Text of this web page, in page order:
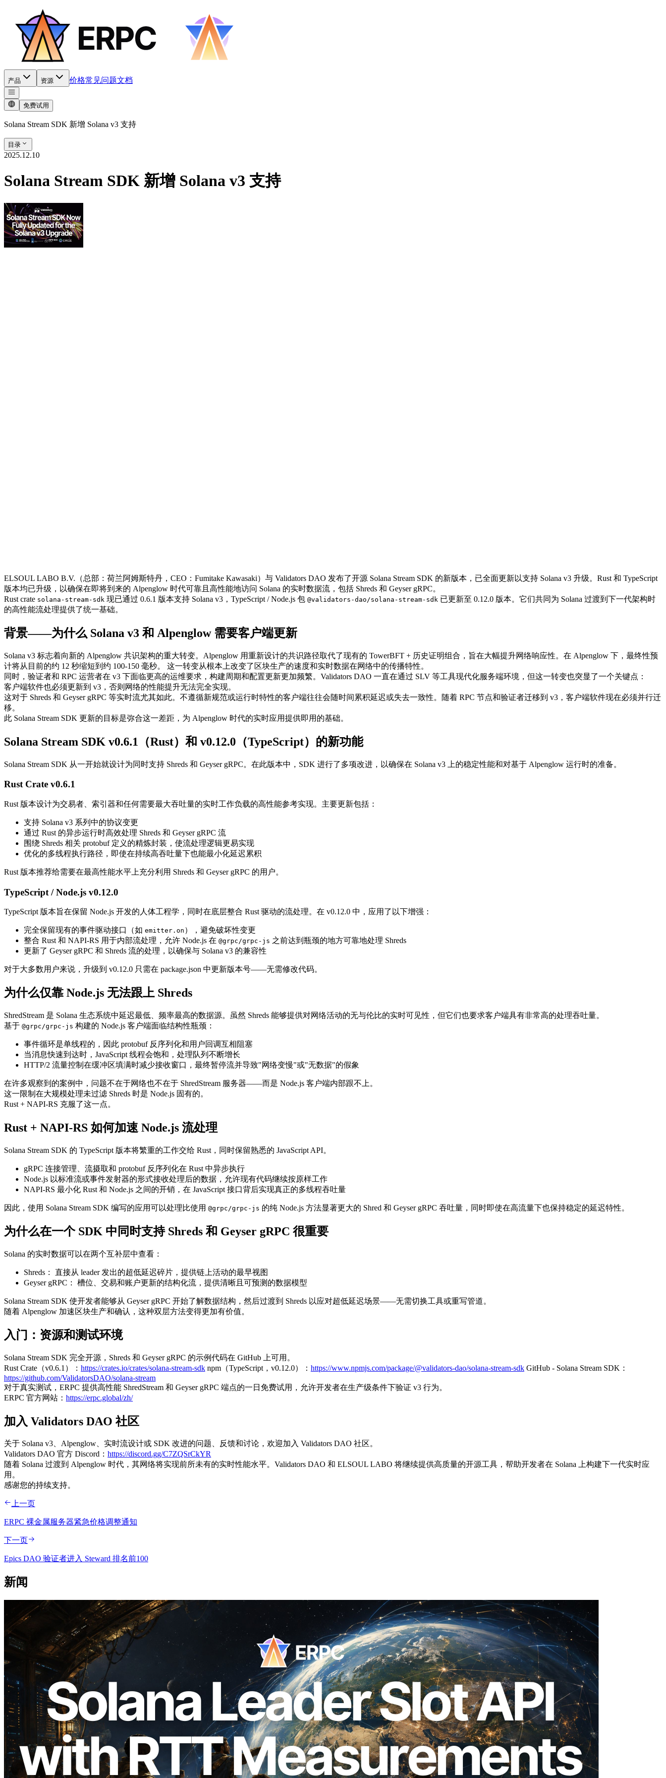
产品 资源 价格常见问题文档
免费试用
Solana Stream SDK 新增 Solana v3 支持
目录
2025.12.10
Solana Stream SDK 新增 Solana v3 支持
ELSOUL LABO B.V.（总部：荷兰阿姆斯特丹，CEO：Fumitake Kawasaki）与 Validators DAO 发布了开源 Solana Stream SDK 的新版本，已全面更新以支持 Solana v3 升级。Rust 和 TypeScript
版本均已升级，以确保在即将到来的 Alpenglow 时代可靠且高性能地访问 Solana 的实时数据流，包括 Shreds 和 Geyser gRPC。
Rust crate solana-stream-sdk 现已通过 0.6.1 版本支持 Solana v3，TypeScript / Node.js 包 @validators-dao/solana-stream-sdk 已更新至 0.12.0 版本。它们共同为 Solana 过渡到下一代架构时
的高性能流处理提供了统一基础。
背景——为什么 Solana v3 和 Alpenglow 需要客户端更新
Solana v3 标志着向新的 Alpenglow 共识架构的重大转变。Alpenglow 用重新设计的共识路径取代了现有的 TowerBFT + 历史证明组合，旨在大幅提升网络响应性。在 Alpenglow 下，最终性预
计将从目前的约 12 秒缩短到约 100-150 毫秒。 这一转变从根本上改变了区块生产的速度和实时数据在网络中的传播特性。
同时，验证者和 RPC 运营者在 v3 下面临更高的运维要求，构建周期和配置更新更加频繁。Validators DAO 一直在通过 SLV 等工具现代化服务端环境，但这一转变也突显了一个关键点：
客户端软件也必须更新到 v3，否则网络的性能提升无法完全实现。
这对于 Shreds 和 Geyser gRPC 等实时流尤其如此。不遵循新规范或运行时特性的客户端往往会随时间累积延迟或失去一致性。随着 RPC 节点和验证者迁移到 v3，客户端软件现在必须并行迁
移。
此 Solana Stream SDK 更新的目标是弥合这一差距，为 Alpenglow 时代的实时应用提供即用的基础。
Solana Stream SDK v0.6.1（Rust）和 v0.12.0（TypeScript）的新功能
Solana Stream SDK 从一开始就设计为同时支持 Shreds 和 Geyser gRPC。在此版本中，SDK 进行了多项改进，以确保在 Solana v3 上的稳定性能和对基于 Alpenglow 运行时的准备。
Rust Crate v0.6.1
Rust 版本设计为交易者、索引器和任何需要最大吞吐量的实时工作负载的高性能参考实现。主要更新包括：
支持 Solana v3 系列中的协议变更
通过 Rust 的异步运行时高效处理 Shreds 和 Geyser gRPC 流
围绕 Shreds 相关 protobuf 定义的精炼封装，使流处理逻辑更易实现
优化的多线程执行路径，即使在持续高吞吐量下也能最小化延迟累积
Rust 版本推荐给需要在最高性能水平上充分利用 Shreds 和 Geyser gRPC 的用户。
TypeScript / Node.js v0.12.0
TypeScript 版本旨在保留 Node.js 开发的人体工程学，同时在底层整合 Rust 驱动的流处理。在 v0.12.0 中，应用了以下增强：
完全保留现有的事件驱动接口（如 emitter.on ），避免破坏性变更
整合 Rust 和 NAPI-RS 用于内部流处理，允许 Node.js 在 @grpc/grpc-js 之前达到瓶颈的地方可靠地处理 Shreds
更新了 Geyser gRPC 和 Shreds 流的处理，以确保与 Solana v3 的兼容性
对于大多数用户来说，升级到 v0.12.0 只需在 package.json 中更新版本号——无需修改代码。
为什么仅靠 Node.js 无法跟上 Shreds
ShredStream 是 Solana 生态系统中延迟最低、频率最高的数据源。虽然 Shreds 能够提供对网络活动的无与伦比的实时可见性，但它们也要求客户端具有非常高的处理吞吐量。
基于 @grpc/grpc-js 构建的 Node.js 客户端面临结构性瓶颈：
事件循环是单线程的，因此 protobuf 反序列化和用户回调互相阻塞
当消息快速到达时，JavaScript 线程会饱和，处理队列不断增长
HTTP/2 流量控制在缓冲区填满时减少接收窗口，最终暂停流并导致"网络变慢"或"无数据"的假象
在许多观察到的案例中，问题不在于网络也不在于 ShredStream 服务器——而是 Node.js 客户端内部跟不上。
这一限制在大规模处理未过滤 Shreds 时是 Node.js 固有的。
Rust + NAPI-RS 克服了这一点。
Rust + NAPI-RS 如何加速 Node.js 流处理
Solana Stream SDK 的 TypeScript 版本将繁重的工作交给 Rust，同时保留熟悉的 JavaScript API。
gRPC 连接管理、流摄取和 protobuf 反序列化在 Rust 中异步执行
Node.js 以标准流或事件发射器的形式接收处理后的数据，允许现有代码继续按原样工作
NAPI-RS 最小化 Rust 和 Node.js 之间的开销，在 JavaScript 接口背后实现真正的多线程吞吐量
因此，使用 Solana Stream SDK 编写的应用可以处理比使用 @grpc/grpc-js 的纯 Node.js 方法显著更大的 Shred 和 Geyser gRPC 吞吐量，同时即使在高流量下也保持稳定的延迟特性。
为什么在一个 SDK 中同时支持 Shreds 和 Geyser gRPC 很重要
Solana 的实时数据可以在两个互补层中查看：
Shreds： 直接从 leader 发出的超低延迟碎片，提供链上活动的最早视图
Geyser gRPC： 槽位、交易和账户更新的结构化流，提供清晰且可预测的数据模型
Solana Stream SDK 使开发者能够从 Geyser gRPC 开始了解数据结构，然后过渡到 Shreds 以应对超低延迟场景——无需切换工具或重写管道。
随着 Alpenglow 加速区块生产和确认，这种双层方法变得更加有价值。
入门：资源和测试环境
Solana Stream SDK 完全开源，Shreds 和 Geyser gRPC 的示例代码在 GitHub 上可用。
Rust Crate（v0.6.1）： https://crates.io/crates/solana-stream-sdk npm（TypeScript，v0.12.0）： https://www.npmjs.com/package/@validators-dao/solana-stream-sdk GitHub - Solana Stream SDK：
https://github.com/ValidatorsDAO/solana-stream
对于真实测试，ERPC 提供高性能 ShredStream 和 Geyser gRPC 端点的一日免费试用，允许开发者在生产级条件下验证 v3 行为。
ERPC 官方网站： https://erpc.global/zh/
加入 Validators DAO 社区
关于 Solana v3、Alpenglow、实时流设计或 SDK 改进的问题、反馈和讨论，欢迎加入 Validators DAO 社区。
Validators DAO 官方 Discord： https://discord.gg/C7ZQSrCkYR
随着 Solana 过渡到 Alpenglow 时代，其网络将实现前所未有的实时性能水平。Validators DAO 和 ELSOUL LABO 将继续提供高质量的开源工具，帮助开发者在 Solana 上构建下一代实时应
用。
感谢您的持续支持。
上一页
ERPC 裸金属服务器紧急价格调整通知
下一页
Epics DAO 验证者进入 Steward 排名前100
新闻